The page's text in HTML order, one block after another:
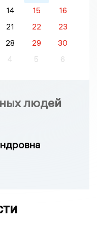
14 15
16
21 22
23
28 29
30
4 5 6
людей